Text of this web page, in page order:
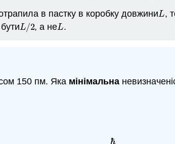
в пастку в коробку довжиниL
L ,
L/2
L/2 , а неL
L.
150 пм. Яка мінімальна
ℏ